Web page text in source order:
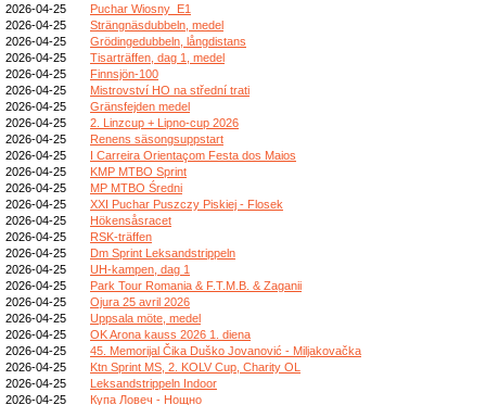
2026-04-25
Puchar Wiosny_E1
2026-04-25
Strängnäsdubbeln, medel
2026-04-25
Grödingedubbeln, långdistans
2026-04-25
Tisarträffen, dag 1, medel
2026-04-25
Finnsjön-100
2026-04-25
Mistrovství HO na střední trati
2026-04-25
Gränsfejden medel
2026-04-25
2. Linzcup + Lipno-cup 2026
2026-04-25
Renens säsongsuppstart
2026-04-25
I Carreira Orientaçom Festa dos Maios
2026-04-25
KMP MTBO Sprint
2026-04-25
MP MTBO Średni
2026-04-25
XXI Puchar Puszczy Piskiej - Flosek
2026-04-25
Hökensåsracet
2026-04-25
RSK-träffen
2026-04-25
Dm Sprint Leksandstrippeln
2026-04-25
UH-kampen, dag 1
2026-04-25
Park Tour Romania & F.T.M.B. & Zaganii
2026-04-25
Ojura 25 avril 2026
2026-04-25
Uppsala möte, medel
2026-04-25
OK Arona kauss 2026 1. diena
2026-04-25
45. Memorijal Čika Duško Jovanović - Miljakovačka
2026-04-25
Ktn Sprint MS, 2. KOLV Cup, Charity OL
2026-04-25
Leksandstrippeln Indoor
2026-04-25
Купа Ловеч - Нощно